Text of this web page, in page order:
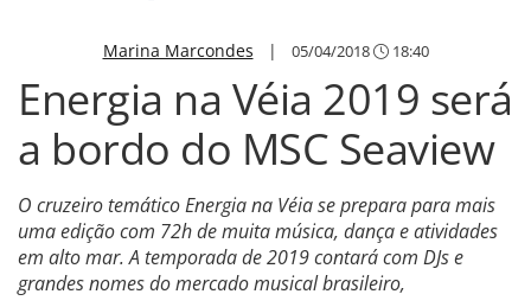
Marina Marcondes | 05/04/2018 18:40
Energia na Véia 2019 será
a bordo do MSC Seaview
O cruzeiro temático Energia na Véia se prepara para mais
uma edição com 72h de muita música, dança e atividades
em alto mar. A temporada de 2019 contará com DJs e
grandes nomes do mercado musical brasileiro,